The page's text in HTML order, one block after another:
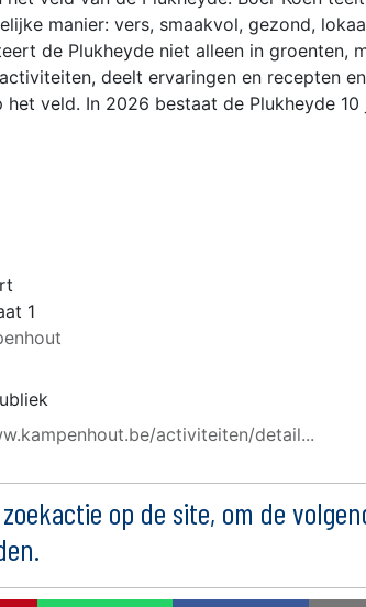
manier: vers, smaakvol, gezond,
de Plukheyde niet alleen in groenten,
deelt ervaringen en recepten
veld. In 2026 bestaat de Plukheyde 10
1
activiteiten/detail...
op de site, om de